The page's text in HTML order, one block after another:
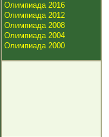
Олимпиада 2016
Олимпиада 2012
Олимпиада 2008
Олимпиада 2004
Олимпиада 2000